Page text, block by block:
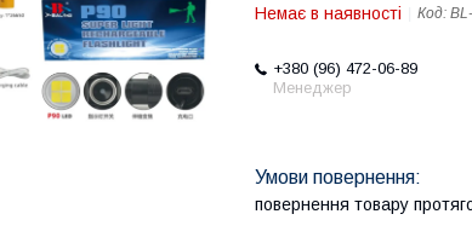
Немає в наявності Код:
+380 (96) 472-06-89
Менеджер
повернення товару